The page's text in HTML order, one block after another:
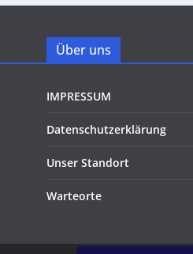
Über uns
IMPRESSUM
Datenschutzerklärung
Unser Standort
Warteorte